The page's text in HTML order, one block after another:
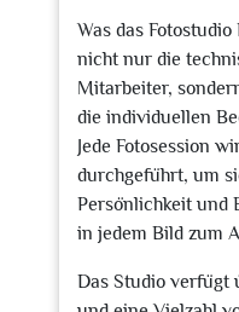
Was das
nicht nur die
Mitarbeiter,
die individuellen
Jede Fotosession
durchgeführt, um
Persönlichkeit und
in jedem Bild zum
Das Studio verfügt